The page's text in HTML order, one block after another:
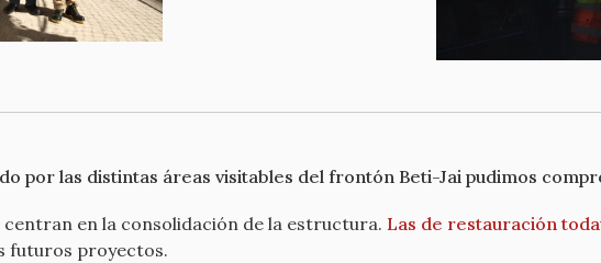
por las distintas áreas visitables del frontón Beti-Jai pudimos
centran en la consolidación de la estructura. Las de restauración
futuros proyectos.